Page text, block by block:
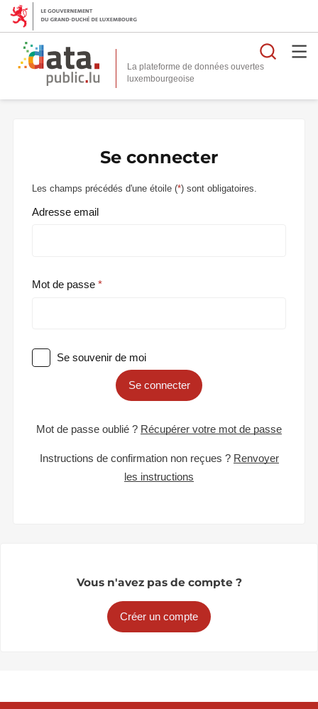
La plateforme de données ouvertes
Se connecter
Les champs précédés d'une étoile (*) sont obligatoires.
Adresse email
Mot de passe
Se souvenir de moi
Se connecter
Mot de passe oublié ? Récupérer votre mot de passe
Instructions de confirmation non reçues ? Renvoyer
les instructions
Vous n'avez pas de compte ?
Créer un compte